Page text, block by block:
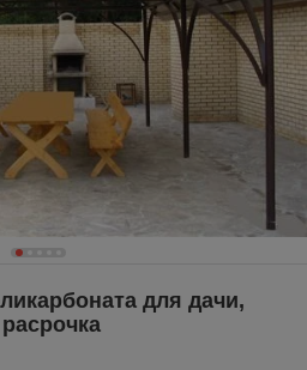
для дачи,